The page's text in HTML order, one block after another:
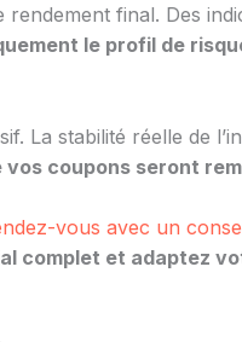
final. Des
le profil de
La stabilité réelle de
coupons seront
vous avec un
complet et adaptez